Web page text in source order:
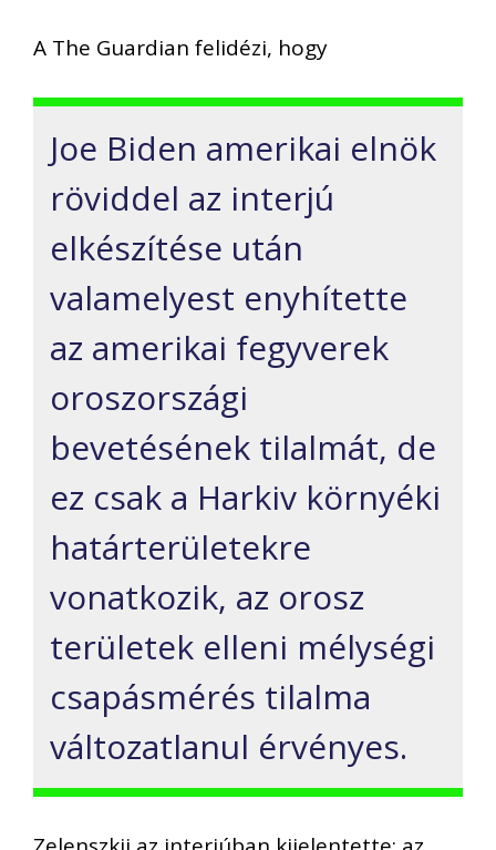
A The Guardian felidézi, hogy
Joe Biden amerikai elnök
röviddel az interjú
elkészítése után
valamelyest enyhítette
az amerikai fegyverek
oroszországi
bevetésének tilalmát, de
ez csak a Harkiv környéki
határterületekre
vonatkozik, az orosz
területek elleni mélységi
csapásmérés tilalma
változatlanul érvényes.